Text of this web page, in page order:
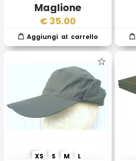
Maglione
Aereonautica
Militare Italiana
€ 35.00
XS S M L